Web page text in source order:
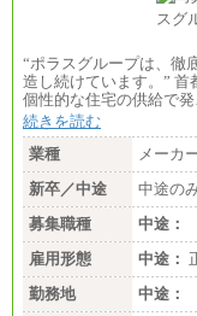
“ポラスグループは、徹
造し続けています。” 首
個性的な住宅の供給で
続きを読む
業種
メーカ
新卒／中途
中途の
募集職種
中途：
雇用形態
中途：
勤務地
中途：